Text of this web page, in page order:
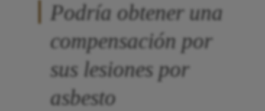
Podría obtener una
compensación por
sus lesiones por
asbesto